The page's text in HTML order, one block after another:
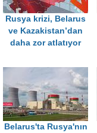
Rusya krizi, Belarus
ve Kazakistan’dan
daha zor atlatıyor
Belarus'ta Rusya'nın